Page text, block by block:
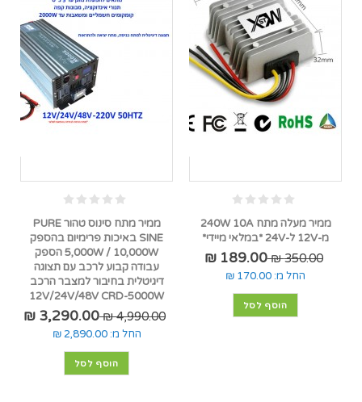
ממיר מעלה מתח 240W 10A
מ-12V ל-24V *במלאי מיידי*
350.00 ₪
189.00 ₪
החל מ: 170.00 ₪
הוסף לסל
ממיר מתח סינוס טהור PURE
SINE באיכות פרימיום בהספק
5,000W / 10,000W הספק
עבודה קבוע לרכב עם תצוגה
דיגיטלית בחיבור למצבר הרכב
12V/24V/48V CRD-5000W
4,990.00 ₪
3,290.00 ₪
החל מ: 2,890.00 ₪
הוסף לסל